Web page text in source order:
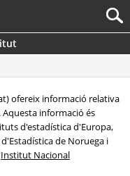
ofereix informació relativa
informació és
d'estadística d'Europa,
de Noruega i
Institut Nacional